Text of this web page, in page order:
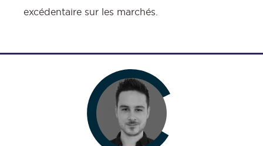
excédentaire sur les marchés.